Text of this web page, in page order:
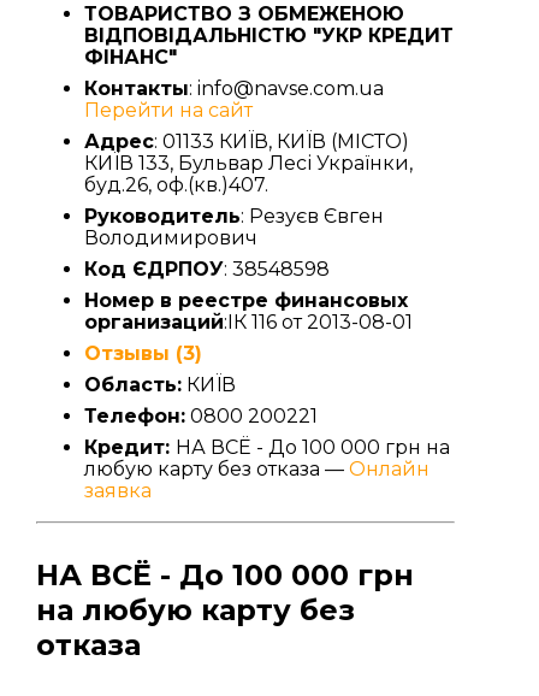
ТОВАРИСТВО З ОБМЕЖЕНОЮ
ВІДПОВІДАЛЬНІСТЮ "УКР КРЕДИТ
ФІНАНС"
Контакты: info@navse.com.ua
Перейти на сайт
Адрес: 01133 КИЇВ, КИЇВ (МІСТО)
КИЇВ 133, Бульвар Лесі Українки,
буд.26, оф.(кв.)407.
Руководитель: Резуєв Євген
Володимирович
Код ЄДРПОУ: 38548598
Номер в реестре финансовых
организаций:ІК 116 от 2013-08-01
Отзывы (3)
Область: КИЇВ
Телефон: 0800 200221
Кредит: НА ВСЁ - До 100 000 грн на
любую карту без отказа — Онлайн
заявка
НА ВСЁ - До 100 000 грн
на любую карту без
отказа